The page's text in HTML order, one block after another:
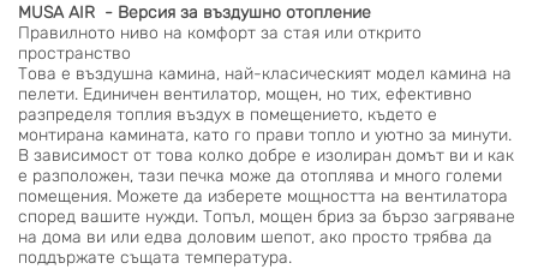
MUSA AIR - Версия за въздушно отопление
Правилното ниво на комфорт за стая или открито
пространство
Това е въздушна камина, най-класическият модел камина на
пелети. Единичен вентилатор, мощен, но тих, ефективно
разпределя топлия въздух в помещението, където е
монтирана камината, като го прави топло и уютно за минути.
В зависимост от това колко добре е изолиран домът ви и как
е разположен, тази печка може да отоплява и много големи
помещения. Можете да изберете мощността на вентилатора
според вашите нужди. Топъл, мощен бриз за бързо загряване
на дома ви или едва доловим шепот, ако просто трябва да
поддържате същата температура.